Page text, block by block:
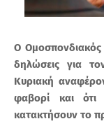
O Ομοσπονδιακός
δηλώσεις για
Κυριακή
φαβορί και ότι
κατακτήσουν το